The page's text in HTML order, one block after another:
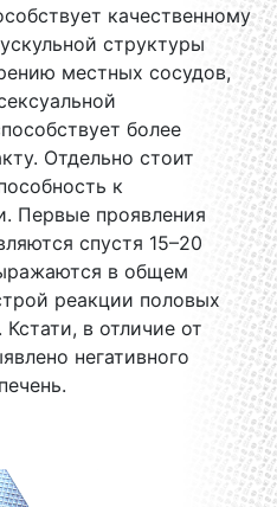
качественному
структуры
местных сосудов,
более
Отдельно стоит
к
Первые проявления
спустя 15–20
в общем
реакции половых
в отличие от
негативного